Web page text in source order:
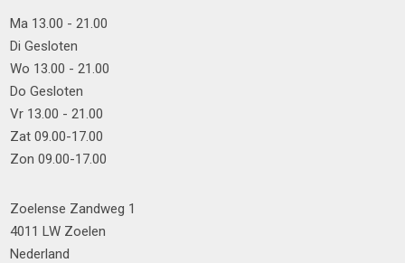
Ma 13.00 - 21.00
Di Gesloten
Wo 13.00 - 21.00
Do Gesloten
Vr 13.00 - 21.00
Zat 09.00-17.00
Zon 09.00-17.00
Zoelense Zandweg 1
4011 LW Zoelen
Nederland